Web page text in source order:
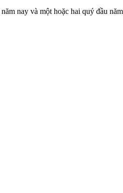
nay và một hoặc hai quý đầu